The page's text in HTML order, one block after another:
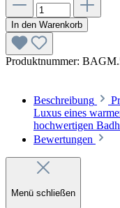
In den Warenkorb
Produktnummer:
Beschreibung
Luxus eines
hochwertigen
Bewertungen
Menü schließen